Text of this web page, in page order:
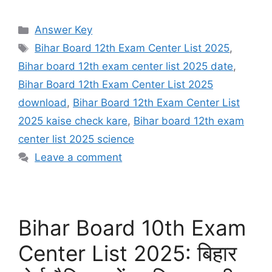
Categories
Answer Key
Tags
Bihar Board 12th Exam Center List 2025,
Bihar board 12th exam center list 2025 date,
Bihar Board 12th Exam Center List 2025
download, Bihar Board 12th Exam Center List
2025 kaise check kare, Bihar board 12th exam
center list 2025 science
Leave a comment
Bihar Board 10th Exam
Center List 2025: बिहार